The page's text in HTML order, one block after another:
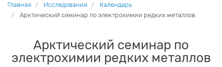
Главная Исследования
Календарь
Арктический семинар по электрохимии редких металлов
Арктический семинар по
электрохимии редких металлов